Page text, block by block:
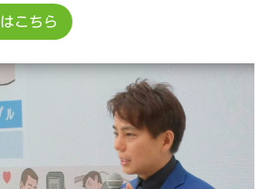
こちら